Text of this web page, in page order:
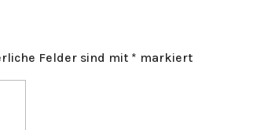
Felder sind mit * markiert